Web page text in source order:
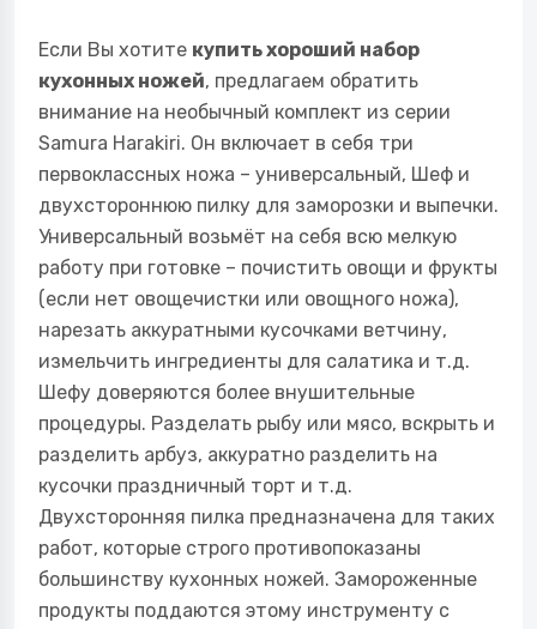
Если Вы хотите купить хороший набор
кухонных ножей, предлагаем обратить
внимание на необычный комплект из серии
Samura Harakiri. Он включает в себя три
первоклассных ножа – универсальный, Шеф и
двухстороннюю пилку для заморозки и выпечки.
Универсальный возьмёт на себя всю мелкую
работу при готовке – почистить овощи и фрукты
(если нет овощечистки или овощного ножа),
нарезать аккуратными кусочками ветчину,
измельчить ингредиенты для салатика и т.д.
Шефу доверяются более внушительные
процедуры. Разделать рыбу или мясо, вскрыть и
разделить арбуз, аккуратно разделить на
кусочки праздничный торт и т.д.
Двухсторонняя пилка предназначена для таких
работ, которые строго противопоказаны
большинству кухонных ножей. Замороженные
продукты поддаются этому инструменту с